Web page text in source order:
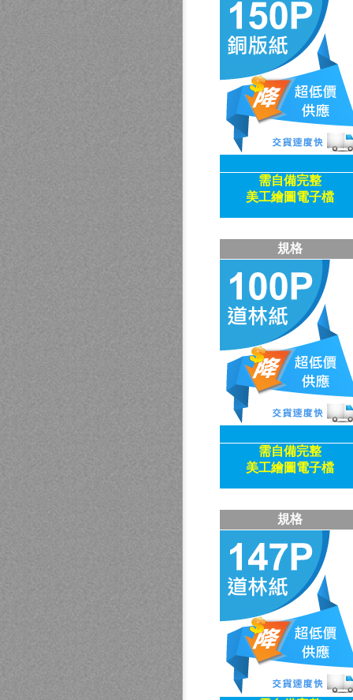
需自備完整
美工繪圖電子檔
規格
需自備完整
美工繪圖電子檔
規格